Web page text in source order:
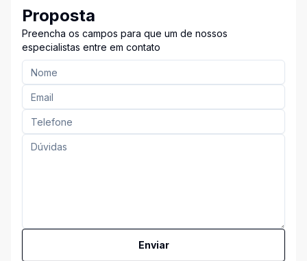
Proposta
Preencha os campos para que um de nossos
especialistas entre em contato
Enviar